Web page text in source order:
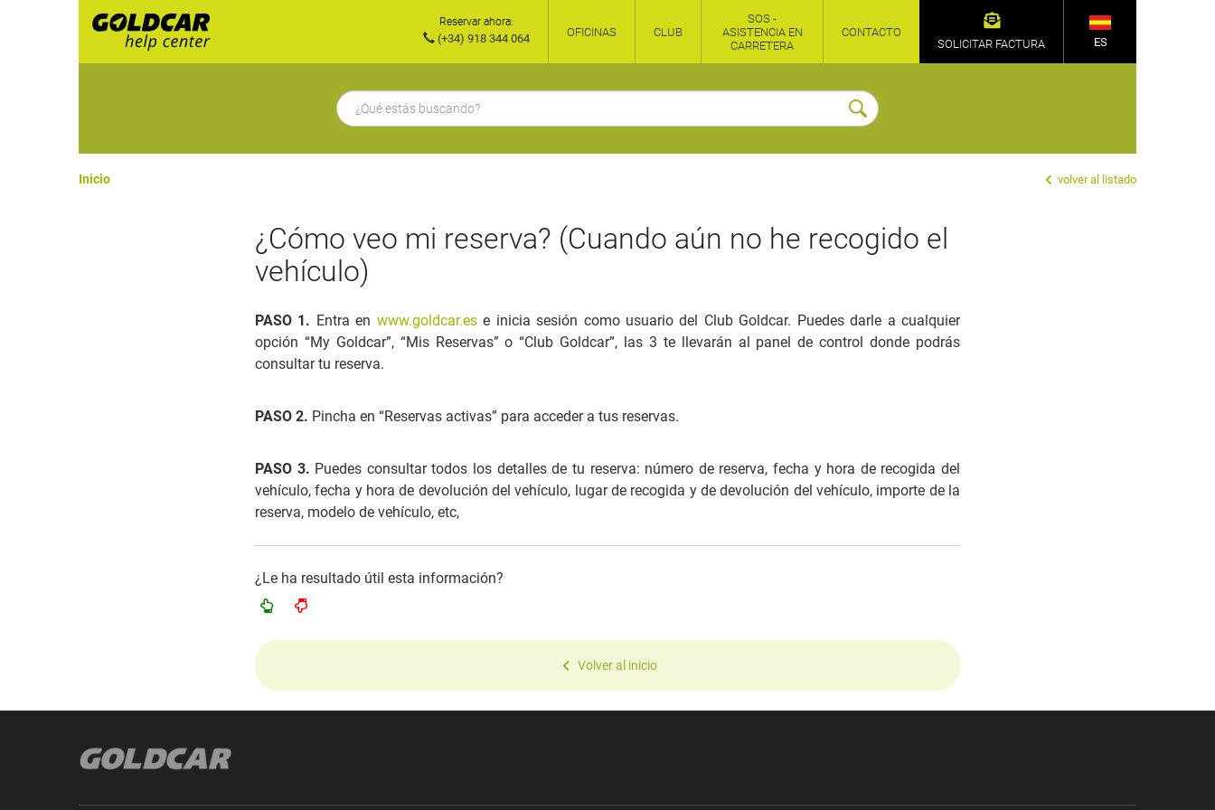
Reservar ahora:
(+34) 918 344 064 OFICINAS CLUB
SOS -
ASISTENCIA EN
CARRETERA
CONTACTO
SOLICITAR FACTURA
ES
Inicio volver al listado
¿Cómo veo mi reserva? (Cuando aún no he recogido el
vehículo)
PASO 1. Entra en www.goldcar.ese inicia sesión como usuario del Club Goldcar. Puedes darle a cualquier
opción “My Goldcar”, “Mis Reservas” o “Club Goldcar”, las 3 te llevarán al panel de control donde podrás
consultar tu reserva.
PASO 2. Pincha en “Reservas activas” para acceder a tus reservas.
PASO 3. Puedes consultar todos los detalles de tu reserva: número de reserva, fecha y hora de recogida del
vehículo, fecha y hora de devolución del vehículo, lugar de recogida y de devolución del vehículo, importe de la
reserva, modelo de vehículo, etc,
¿Le ha resultado útil esta información?
Volver al inicio